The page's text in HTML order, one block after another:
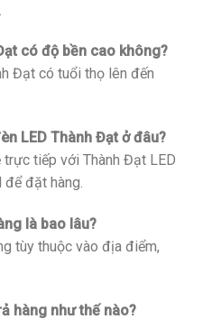
có độ bền cao không?
Đạt có tuổi thọ lên đến
LED Thành Đạt ở đâu?
trực tiếp với Thành Đạt LED
đặt hàng.
là bao lâu?
tùy thuộc vào địa điểm,
hàng như thế nào?